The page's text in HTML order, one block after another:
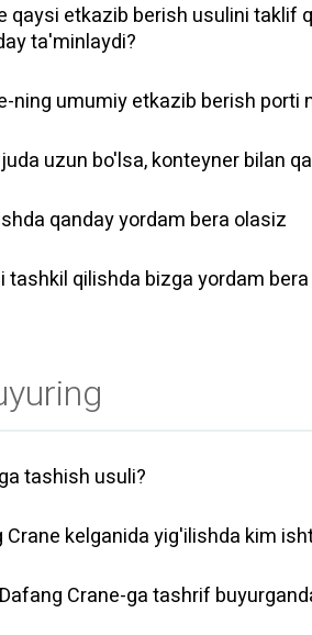
qaysi etkazib berish usulini
ta'minlaydi?
ning umumiy etkazib berish porti
uzun bo'lsa, konteyner bilan
qanday yordam bera olasiz
tashkil qilishda bizga yordam
tashish usuli?
Crane kelganida yig'ilishda kim
Crane-ga tashrif